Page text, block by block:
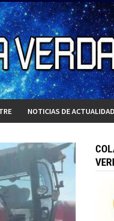
NOTICIAS DE ACTUALIDAD